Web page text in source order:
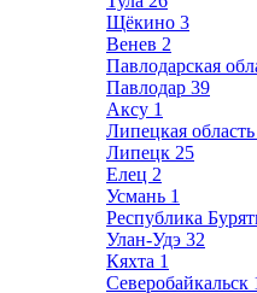
Щёкино 3
Венев 2
Павлодарская
Павлодар 39
Аксу 1
Липецкая область
Липецк 25
Елец 2
Усмань 1
Республика
Улан-Удэ 32
Кяхта 1
Северобайкальск